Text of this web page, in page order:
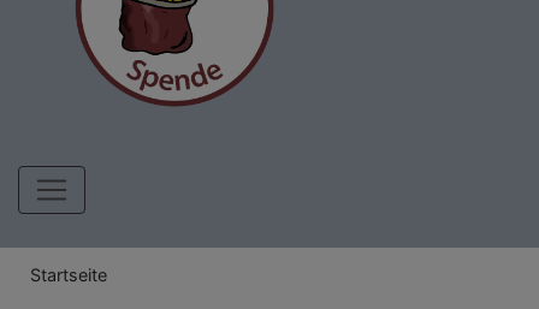
Hauptnavigation
Breadcrumb
Startseite